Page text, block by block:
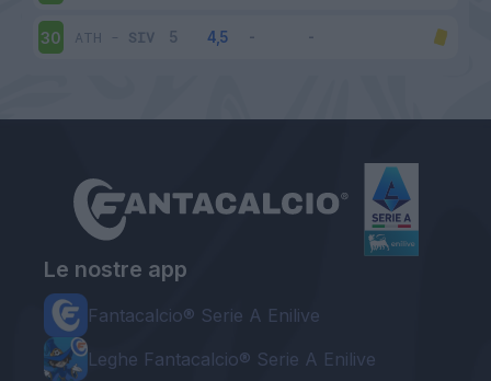
30 ATH - SIV
Le nostre app
Fantacalcio® Serie A Enilive
Leghe Fantacalcio® Serie A Enilive